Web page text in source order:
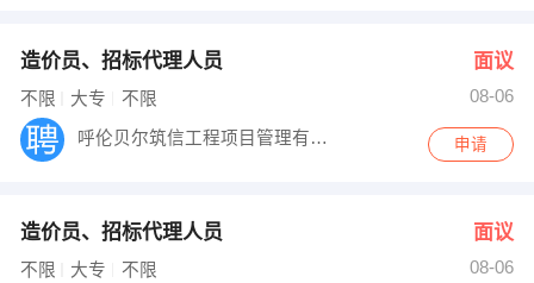
造价员、招标代理人员 面议
不限 大专 不限 08-06
呼伦贝尔筑信工程项目管理有限公司 申请
造价员、招标代理人员 面议
不限 大专 不限 08-06